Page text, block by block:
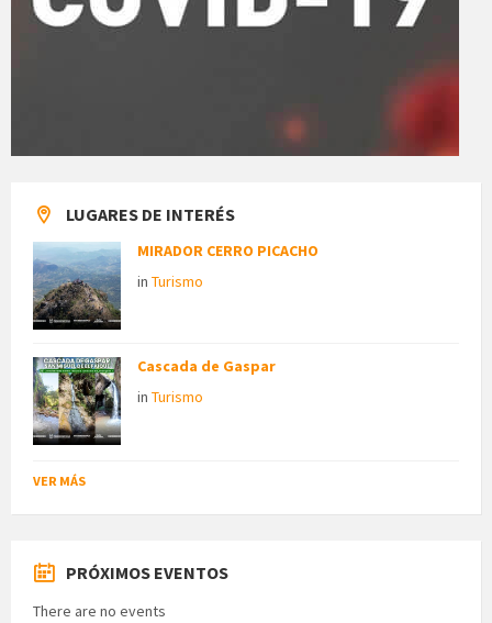
LUGARES DE INTERÉS
MIRADOR CERRO PICACHO
in Turismo
Cascada de Gaspar
in Turismo
VER MÁS
PRÓXIMOS EVENTOS
There are no events